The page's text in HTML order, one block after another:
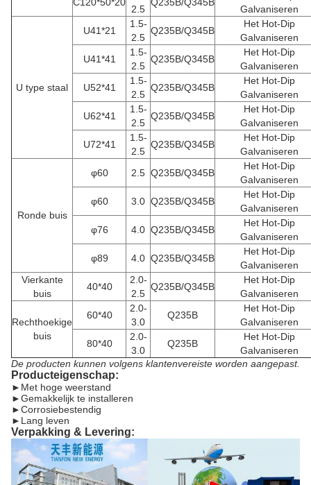
2.5
Galvaniseren
U type staal
U41*21
1.5-
2.5
Q235B/Q345B
Het Hot-Dip
Galvaniseren
U41*41
1.5-
2.5
Q235B/Q345B
Het Hot-Dip
Galvaniseren
U52*41
1.5-
2.5
Q235B/Q345B
Het Hot-Dip
Galvaniseren
U62*41
1.5-
2.5
Q235B/Q345B
Het Hot-Dip
Galvaniseren
U72*41
1.5-
2.5
Q235B/Q345B
Het Hot-Dip
Galvaniseren
Ronde buis
φ60 2.5 Q235B/Q345B
Het Hot-Dip
Galvaniseren
φ60
3.0 Q235B/Q345B
Het Hot-Dip
Galvaniseren
φ76
4.0 Q235B/Q345B
Het Hot-Dip
Galvaniseren
φ89
4.0 Q235B/Q345B
Het Hot-Dip
Galvaniseren
Vierkante
buis
40*40
2.0-
2.5
Q235B/Q345B
Het Hot-Dip
Galvaniseren
Rechthoekige
buis
60*40
2.0-
3.0
Q235B
Het Hot-Dip
Galvaniseren
80*40
2.0-
3.0
Q235B
Het Hot-Dip
Galvaniseren
De producten kunnen volgens klantenvereiste worden aangepast.
Producteigenschap:
► Met hoge weerstand
►Gemakkelijk te installeren
►Corrosiebestendig
►Lang leven
Verpakking & Levering: